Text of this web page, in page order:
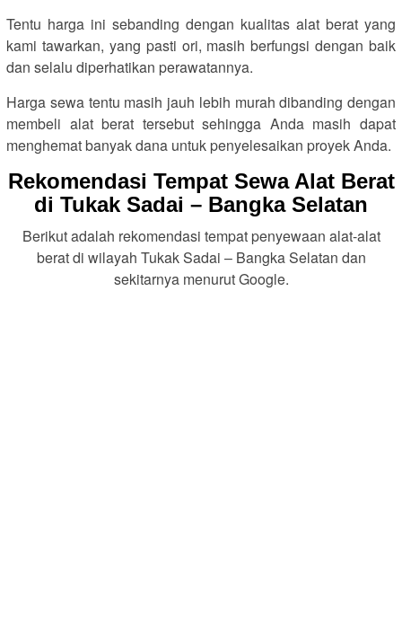
Tentu harga ini sebanding dengan kualitas alat berat yang
kami tawarkan, yang pasti ori, masih berfungsi dengan baik
dan selalu diperhatikan perawatannya.
Harga sewa tentu masih jauh lebih murah dibanding dengan
membeli alat berat tersebut sehingga Anda masih dapat
menghemat banyak dana untuk penyelesaikan proyek Anda.
Rekomendasi Tempat Sewa Alat Berat
di Tukak Sadai – Bangka Selatan
Berikut adalah rekomendasi tempat penyewaan alat-alat
berat di wilayah Tukak Sadai – Bangka Selatan dan
sekitarnya menurut Google.